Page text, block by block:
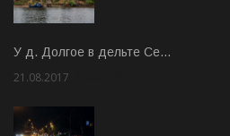
У д. Долгое в дельте Се…
21.08.2017